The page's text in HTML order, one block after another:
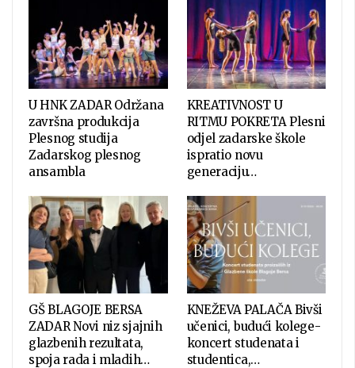
U HNK ZADAR Održana
završna produkcija
Plesnog studija
Zadarskog plesnog
ansambla
KREATIVNOST U
RITMU POKRETA Plesni
odjel zadarske škole
ispratio novu
generaciju…
GŠ BLAGOJE BERSA
ZADAR Novi niz sjajnih
glazbenih rezultata,
spoja rada i mladih…
KNEŽEVA PALAČA Bivši
učenici, budući kolege-
koncert studenata i
studentica,…